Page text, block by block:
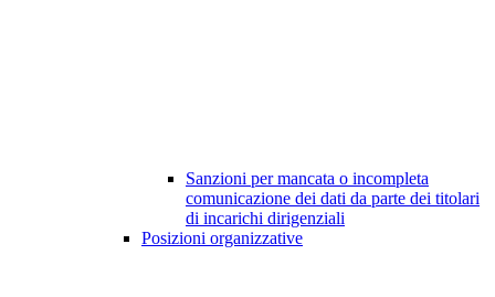
Sanzioni per mancata o incompleta
comunicazione dei dati da parte dei titolari
di incarichi dirigenziali
Posizioni organizzative